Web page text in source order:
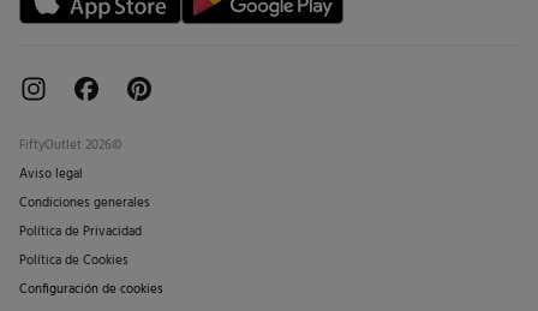
FiftyOutlet 2026©
Aviso legal
Condiciones generales
Política de Privacidad
Política de Cookies
Configuración de cookies